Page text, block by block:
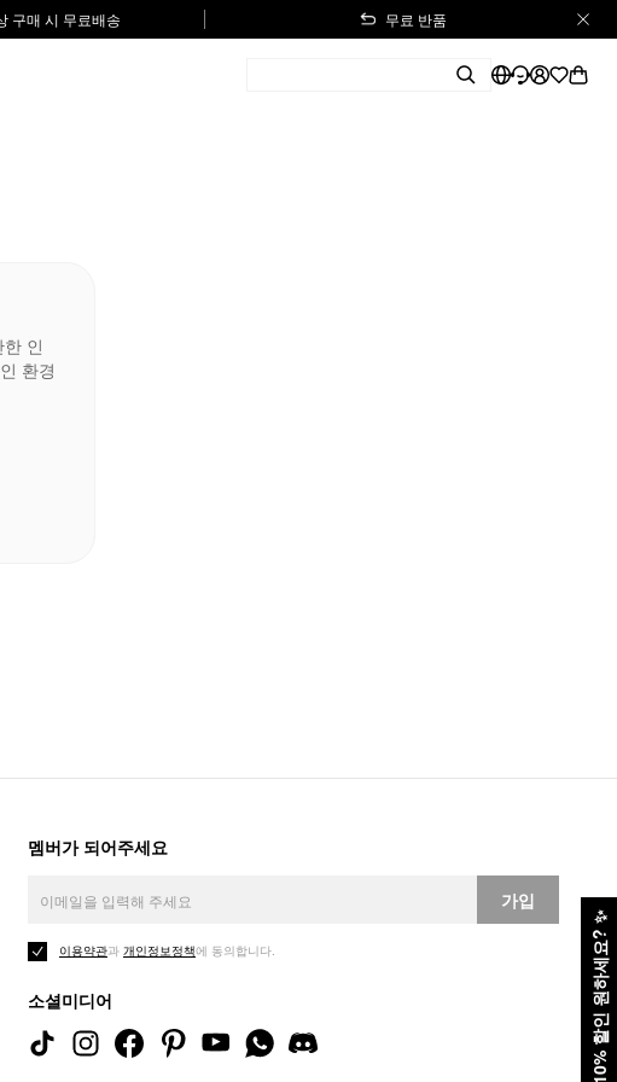
구매 시 무료배송 무료 반품
10% 할인 원하세요?
✨
인
환경
멤버가 되어주세요
가입
이용약관과 개인정보정책에 동의합니다.
소셜미디어